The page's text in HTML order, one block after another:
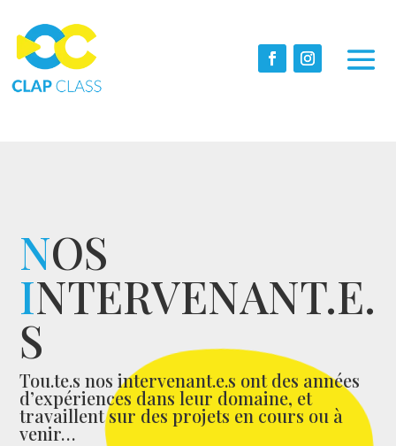
NOS
INTERVENANT.E.
S
Tou.te.s nos intervenant.e.s ont des années
d’expériences dans leur domaine, et
travaillent sur des projets en cours ou à
venir…